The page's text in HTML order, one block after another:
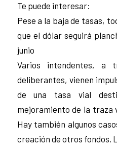
Te puede interesar:
Pese a la baja de tasas,
que el dólar seguirá
junio
Varios intendentes, a
deliberantes, vienen
de una tasa vial
mejoramiento de la traza
Hay también algunos
creación de otros fondos.